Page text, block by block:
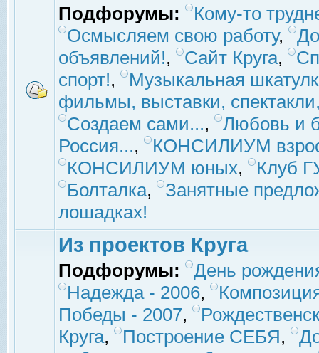
Подфорумы:
Кому-то
Осмысляем свою работу,
объявлений!, Сайт Круга,
спорт!,
Музыкальная
фильмы, выставки,
Создаем сами...,
Любовь и
Россия...,
КОНСИЛИУМ
КОНСИЛИУМ юных,
Клуб
Болталка,
Занятные
лошадках!
Из проектов Круга
Подфорумы:
День
Надежда - 2006,
Победы - 2007,
Круга, Построение СЕБЯ,